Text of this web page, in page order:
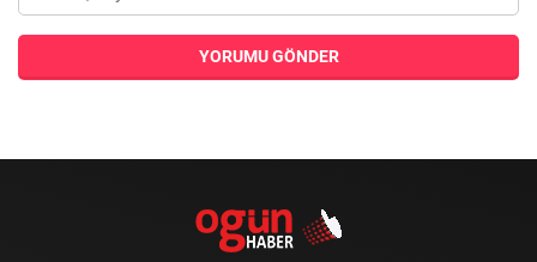
YORUMU GÖNDER